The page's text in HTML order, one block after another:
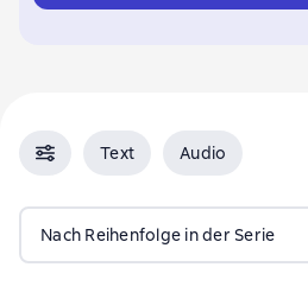
Text Audio
Nach Reihenfolge in der Serie